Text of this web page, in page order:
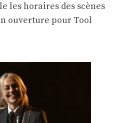
les horaires des scènes
ouverture pour Tool